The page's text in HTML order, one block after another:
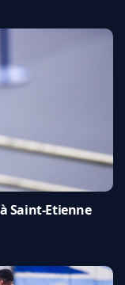
Saint-Etienne